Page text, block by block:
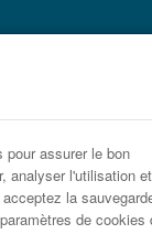
assurer le bon
analyser l'utilisation
la
de cookies
cher